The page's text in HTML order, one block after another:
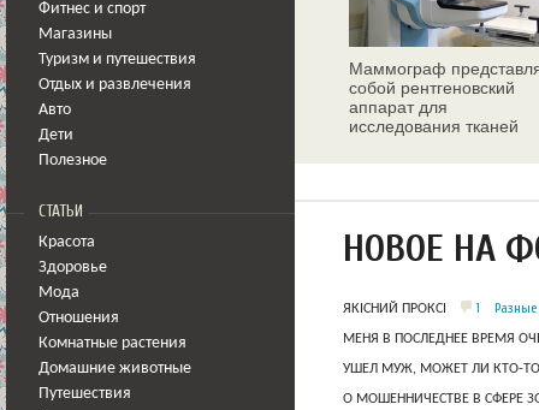
Фитнес и спорт
Магазины
Туризм и путешествия
Отдых и развлечения
Авто
Дети
Полезное
СТАТЬИ
Красота
Здоровье
Мода
Отношения
Комнатные растения
Домашние животные
Путешествия
Маммограф
собой рентгеновский
аппарат для
исследования тканей
НОВОЕ НА
ЯКІСНИЙ ПРОКСІ 1
МЕНЯ В ПОСЛЕДНЕЕ ВРЕМЯ
УШЕЛ МУЖ, МОЖЕТ ЛИ КТО-ТО
О МОШЕННИЧЕСТВЕ В СФЕРЕ